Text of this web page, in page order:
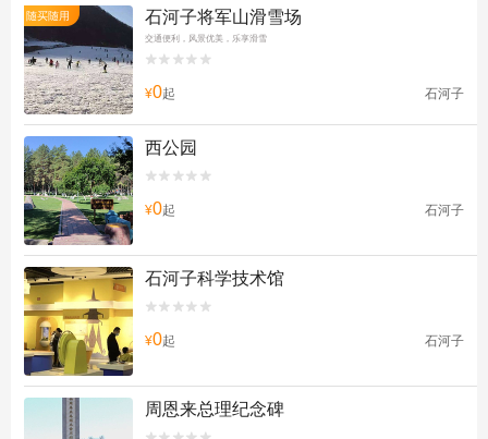
随买随用 石河子将军山滑雪场
交通便利，风景优美，乐享滑雪


¥0起 石河子
西公园


¥0起 石河子
石河子科学技术馆


¥0起 石河子
周恩来总理纪念碑